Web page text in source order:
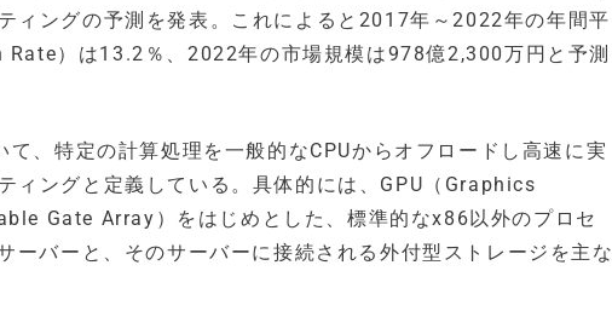
ィングの予測を発表。これによると2017年～2022年の年間平
）は13.2％、2022年の市場規模は978億2,300万円と予測
、特定の計算処理を一般的なCPUからオフロードし高速に実
ィングと定義している。具体的には、GPU（Graphics
Gate Array）をはじめとした、標準的なx86以外のプロセ
ーバーと、そのサーバーに接続される外付型ストレージを主な